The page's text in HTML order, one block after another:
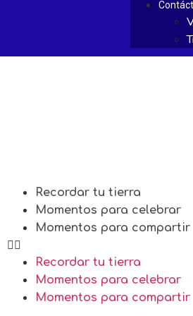
Recordar tu tierra
Momentos para celebrar
Momentos para compartir
Recordar tu tierra
Momentos para celebrar
Momentos para compartir